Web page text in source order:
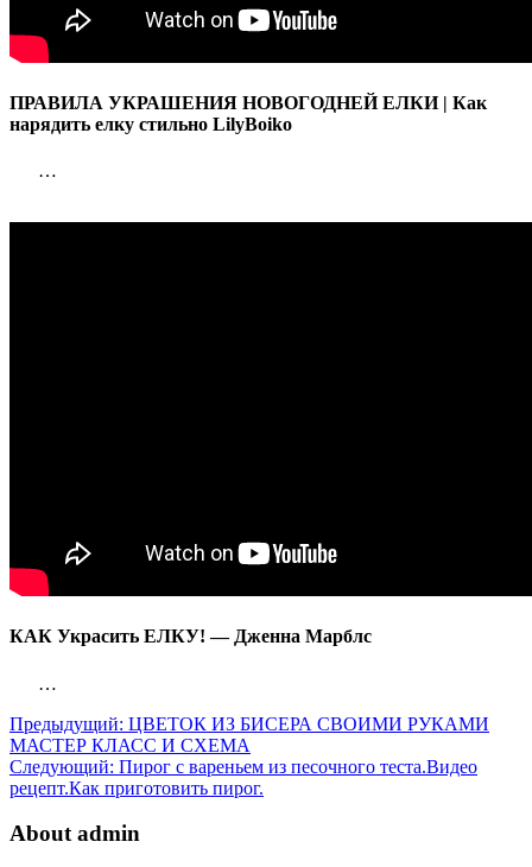
ПРАВИЛА УКРАШЕНИЯ НОВОГОДНЕЙ ЕЛКИ | Как
нарядить елку стильно LilyBoiko
…
КАК Украсить ЕЛКУ! — Дженна Марблс
…
Предыдущий: ЦВЕТОК ИЗ БИСЕРА СВОИМИ РУКАМИ
МАСТЕР КЛАСС И СХЕМА
Следующий: Пирог с вареньем из песочного теста.Видео
рецепт.Как приготовить пирог.
About admin